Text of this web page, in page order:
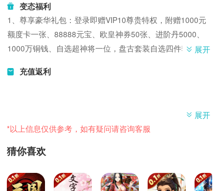
游戏采用 Q 萌卡通画风，将三国人物以萌趣形象演绎 ——
威风武将化身圆萌造型，经典角色焕新视觉体验。作为一方
统帅，你将率领这群萌系武将驰骋沙场，感受影视级画质下
的战斗魅力：技能特效炫酷炸裂，光影交织间呈现策略与视
觉的双重冲击。
持：上线即赠强力神将，海量卡牌随进度解锁，助你快速构
建核心阵容，在萌系三国世界中开启策略征战之旅。
变态福利
1、尊享豪华礼包：登录即赠VIP10尊贵特权，附赠1000元
额度卡一张、88888元宝、欧皇神券50张、进阶丹5000、
1000万铜钱、自选超神将一位，盘古套装自选四件套
3、红包不停歇：升级即可领取万元红包，通关更有万元红
5、无限充值特权：无限真充、无限神充
6、专属定制英雄装备：为你量身打造专属英雄与装备。
卡
展开
充值返利
展开
*以上信息仅供参考，如有疑问请咨询客服
猜你喜欢